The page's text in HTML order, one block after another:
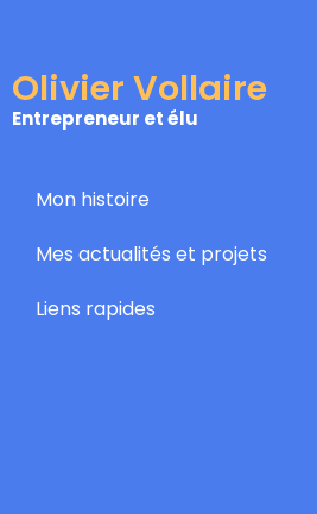
Olivier Vollaire
Entrepreneur et élu
Mon histoire
Mes actualités et projets
Liens rapides